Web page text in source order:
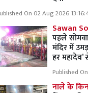
On 02 Aug 2026
Sawan
पहले
मंदिर में
हर
Published
नाले के